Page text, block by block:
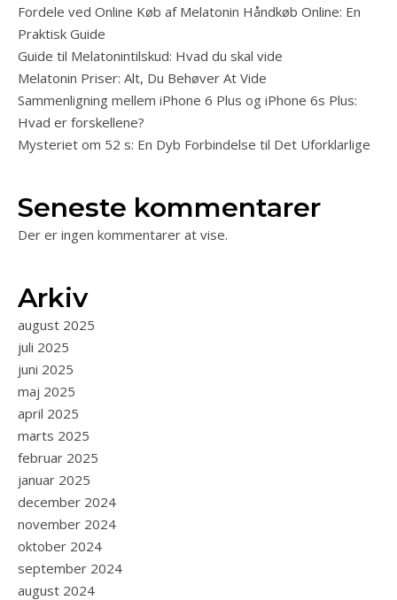
Fordele ved Online Køb af Melatonin Håndkøb Online: En
Praktisk Guide
Guide til Melatonintilskud: Hvad du skal vide
Melatonin Priser: Alt, Du Behøver At Vide
Sammenligning mellem iPhone 6 Plus og iPhone 6s Plus:
Hvad er forskellene?
Mysteriet om 52 s: En Dyb Forbindelse til Det Uforklarlige
Seneste kommentarer
Der er ingen kommentarer at vise.
Arkiv
august 2025
juli 2025
juni 2025
maj 2025
april 2025
marts 2025
februar 2025
januar 2025
december 2024
november 2024
oktober 2024
september 2024
august 2024